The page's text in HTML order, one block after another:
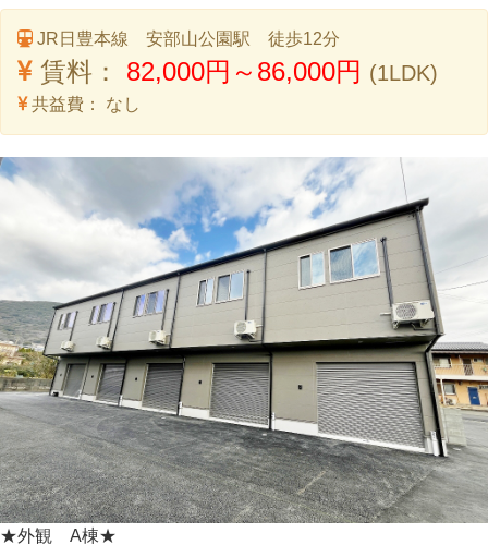
JR日豊本線 安部山公園駅 徒歩12分
賃料： 82,000円～86,000円 (1LDK)
共益費： なし
★外観 A棟★